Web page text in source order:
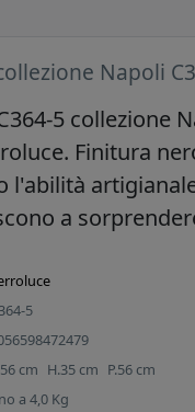
Napoli
5 collezione
Finitura
l'abilità
a
5
56 cm H.35 cm P.56 cm
a4,0 Kg